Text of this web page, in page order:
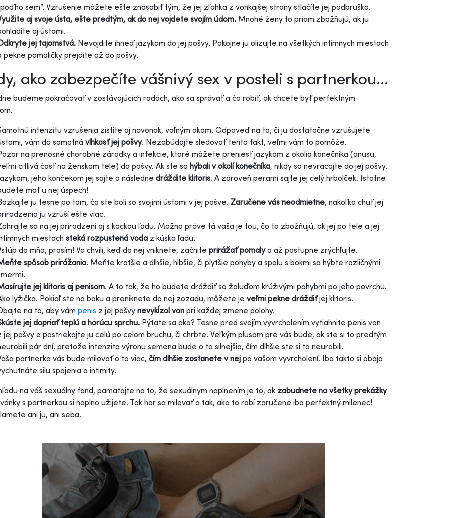
sem“. Vzrušenie môžete ešte znásobiť tým, že jej zľahka z vonkajšej strany stlačíte jej podbruško.
aj svoje ústa, ešte predtým, ak do nej vojdete svojím údom. Mnohé ženy to priam zbožňujú, ak ju
aj ústami.
jej tajomstvá. Nevojdite ihneď jazykom do jej pošvy. Pokojne ju olizujte na všetkých intímnych miestach
pekne pomaličky prejdite až do pošvy.
ako zabezpečíte vášnivý sex v posteli s partnerkou...
budeme pokračovať v zostávajúcich radách, ako sa správať a čo robiť, ak chcete byť perfektným
intenzitu vzrušenia zistíte aj navonok, voľným okom. Odpoveď na to, či ju dostatočne vzrušujete
vám dá samotná vlhkosť jej pošvy. Nezabúdajte sledovať tento fakt, veľmi vám to pomôže.
na prenosné chorobné zárodky a infekcie, ktoré môžete preniesť jazykom z okolia konečníka (anusu,
citlivá časť na ženskom tele) do pošvy. Ak ste sa hýbali v okolí konečníka, nikdy sa nevracajte do jej pošvy.
jeho končekom jej sajte a následne dráždite klitoris. A zároveň perami sajte jej celý hrbolček. Istotne
mať u nej úspech!
ju tesne po tom, čo ste boli so svojimi ústami v jej pošve. Zaručene vás neodmietne, nakoľko chuť jej
ju vzruší ešte viac.
sa na jej prirodzení aj s kockou ľadu. Možno práve tá vaša je tou, čo to zbožňujú, ak jej po tele a jej
miestach steká rozpustená voda z kúska ľadu.
do mňa, prosím! Vo chvíli, keď do nej vniknete, začnite prirážať pomalya až postupne zrýchľujte.
spôsob prirážania. Meňte kratšie a dlhšie, hlbšie, či plytšie pohyby a spolu s bokmi sa hýbte rozličnými
jej klitoris aj penisom. A to tak, že ho budete dráždiť so žaluďom krúživými pohybmi po jeho povrchu.
lyžička. Pokiaľ ste na boku a preniknete do nej zozadu, môžete je veľmi pekne dráždiťjej klitoris.
na to, aby vám penis z jej pošvy nevykĺzol von pri každej zmene polohy.
jej dopriať teplú a horúcu sprchu. Pýtate sa ako? Tesne pred svojím vyvrcholením vytiahnite penis von
jej pošvy a postriekajte ju celú po celom bruchu, či chrbte. Veľkým plusom pre vás bude, ak ste si to predtým
pár dní, pretože intenzita výronu semena bude o to silnejšia, čím dlhšie ste si to neurobili.
partnerka vás bude milovať o to viac, čím dlhšie zostanete v nej po vašom vyvrcholení. Iba takto si obaja
silu spojenia a intimity.
na váš sexuálny fond, pamätajte na to, že sexuálnym naplnením je to, ak zabudnete na všetky prekážky
s partnerkou si naplno užijete. Tak hor sa milovať a tak, ako to robí zaručene iba perfektný milenec!
ani ju, ani seba.